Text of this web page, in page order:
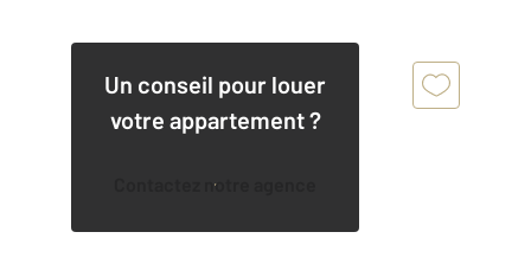
Un conseil pour louer
votre appartement ?
Contactez notre agence